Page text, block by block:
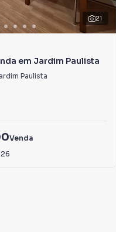
21
em Jardim Paulista
Paulista
Venda